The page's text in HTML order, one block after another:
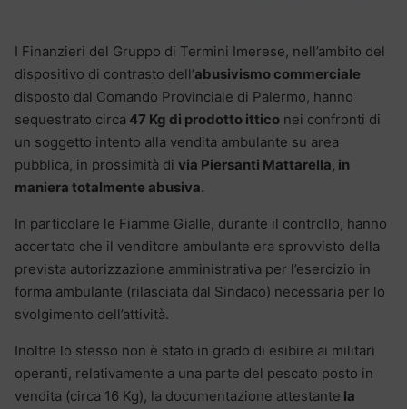
I Finanzieri del Gruppo di Termini Imerese, nell’ambito del
dispositivo di contrasto dell’abusivismo commerciale
disposto dal Comando Provinciale di Palermo, hanno
sequestrato circa 47 Kg di prodotto ittico nei confronti di
un soggetto intento alla vendita ambulante su area
pubblica, in prossimità di via Piersanti Mattarella, in
maniera totalmente abusiva.
In particolare le Fiamme Gialle, durante il controllo, hanno
accertato che il venditore ambulante era sprovvisto della
prevista autorizzazione amministrativa per l’esercizio in
forma ambulante (rilasciata dal Sindaco) necessaria per lo
svolgimento dell’attività.
Inoltre lo stesso non è stato in grado di esibire ai militari
operanti, relativamente a una parte del pescato posto in
vendita (circa 16 Kg), la documentazione attestante la